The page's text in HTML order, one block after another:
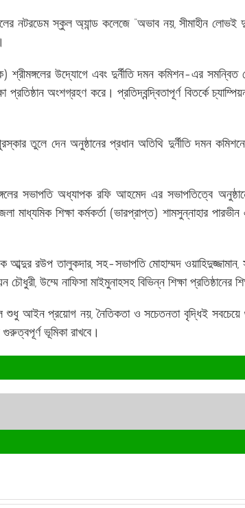
নটরডেম স্কুল অ্যান্ড কলেজে “অভাব নয়, সীমাহীন লোভই
শ্রীমঙ্গলের উদ্যোগে এবং দুর্নীতি দমন কমিশন-এর সমন্বিত
অংশগ্রহণ করে। প্রতিদ্বন্দ্বিতাপূর্ণ বিতর্কে
তুলে দেন অনুষ্ঠানের প্রধান অতিথি দুর্নীতি দমন
সভাপতি অধ্যাপক রফি আহমেদ এর সভাপতিত্বে
মাধ্যমিক শিক্ষা কর্মকর্তা (ভারপ্রাপ্ত) শামসুন্নাহার
আব্দুর রউপ তালুকদার, সহ-সভাপতি মোহাম্মদ
উম্মে নাফিসা মাইমুনাহসহ বিভিন্ন শিক্ষা প্রতিষ্ঠানের
শুধু আইন প্রয়োগ নয়, নৈতিকতা ও সচেতনতা বৃদ্ধিই সবচেয়ে
ভূমিকা রাখবে।